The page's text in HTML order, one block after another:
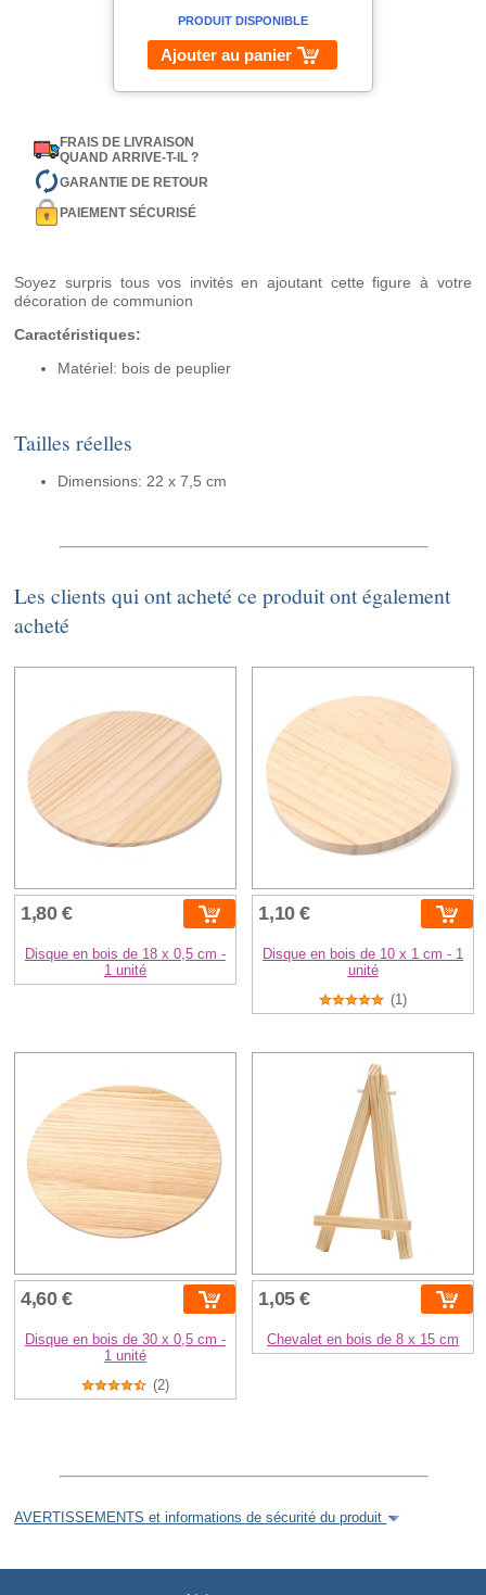
PRODUIT DISPONIBLE
Ajouter au panier
FRAIS DE LIVRAISON
QUAND ARRIVE-T-IL ?
GARANTIE DE RETOUR
PAIEMENT SÉCURISÉ
Soyez surpris tous vos invités en ajoutant cette figure à votre
décoration de communion
Caractéristiques:
Matériel: bois de peuplier
Tailles réelles
Dimensions: 22 x 7,5 cm
Les clients qui ont acheté ce produit ont également
acheté
1,80 €
Disque en bois de 18 x 0,5 cm -
1 unité
1,10 €
Disque en bois de 10 x 1 cm - 1
unité
(1)
4,60 €
Disque en bois de 30 x 0,5 cm -
1 unité
(2)
1,05 €
Chevalet en bois de 8 x 15 cm
AVERTISSEMENTS et informations de sécurité du produit